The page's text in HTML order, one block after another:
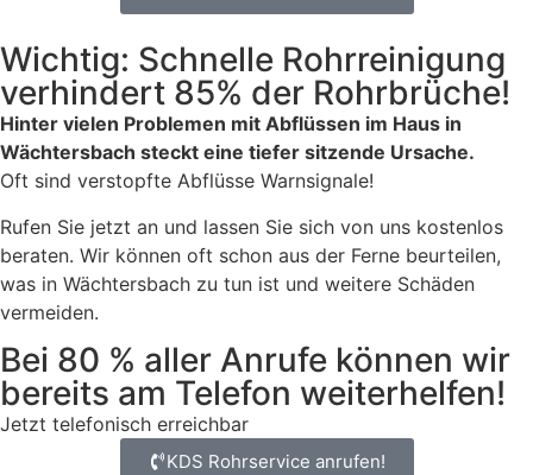
Wichtig: Schnelle Rohrreinigung
verhindert 85% der Rohrbrüche!
Hinter vielen Problemen mit Abflüssen im Haus in
Wächtersbach steckt eine tiefer sitzende Ursache.
Oft sind verstopfte Abflüsse Warnsignale!
Rufen Sie jetzt an und lassen Sie sich von uns kostenlos
beraten. Wir können oft schon aus der Ferne beurteilen,
was in Wächtersbach zu tun ist und weitere Schäden
vermeiden.
Bei 80 % aller Anrufe können wir
bereits am Telefon weiterhelfen!
Jetzt telefonisch erreichbar
KDS Rohrservice anrufen!